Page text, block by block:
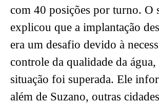
com 40 posições por turno. O
explicou que a implantação
era um desafio devido à
controle da qualidade da água,
situação foi superada. Ele
além de Suzano, outras